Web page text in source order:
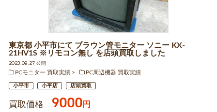
東京都 小平市にて ブラウン管モニター ソニー KX-
21HV1S ※リモコン無し を店頭買取しました
2023.09.27 公開
PCモニター 買取実績
PC周辺機器 買取実績
小平市 小平店 店頭買取
買取価格 9000円